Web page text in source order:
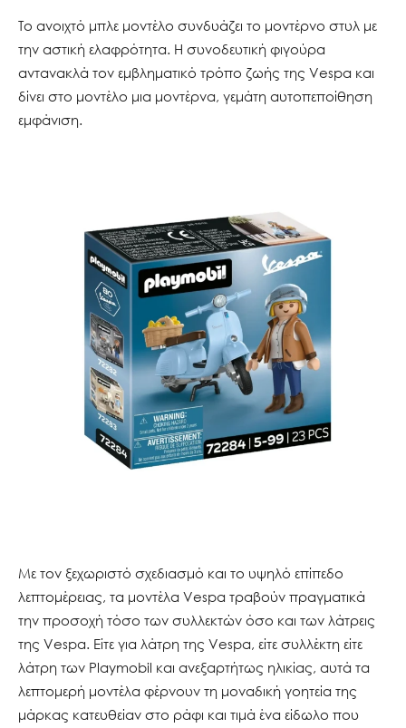
Το ανοιχτό μπλε μοντέλο συνδυάζει το μοντέρνο στυλ με
την αστική ελαφρότητα. Η συνοδευτική φιγούρα
αντανακλά τον εμβληματικό τρόπο ζωής της Vespa και
δίνει στο μοντέλο μια μοντέρνα, γεμάτη αυτοπεποίθηση
εμφάνιση.
Με τον ξεχωριστό σχεδιασμό και το υψηλό επίπεδο
λεπτομέρειας, τα μοντέλα Vespa τραβούν πραγματικά
την προσοχή τόσο των συλλεκτών όσο και των λάτρεις
της Vespa. Είτε για λάτρη της Vespa, είτε συλλέκτη είτε
λάτρη των Playmobil και ανεξαρτήτως ηλικίας, αυτά τα
λεπτομερή μοντέλα φέρνουν τη μοναδική γοητεία της
μάρκας κατευθείαν στο ράφι και τιμά ένα είδωλο που